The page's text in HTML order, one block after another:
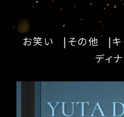
お笑い その他
ディ